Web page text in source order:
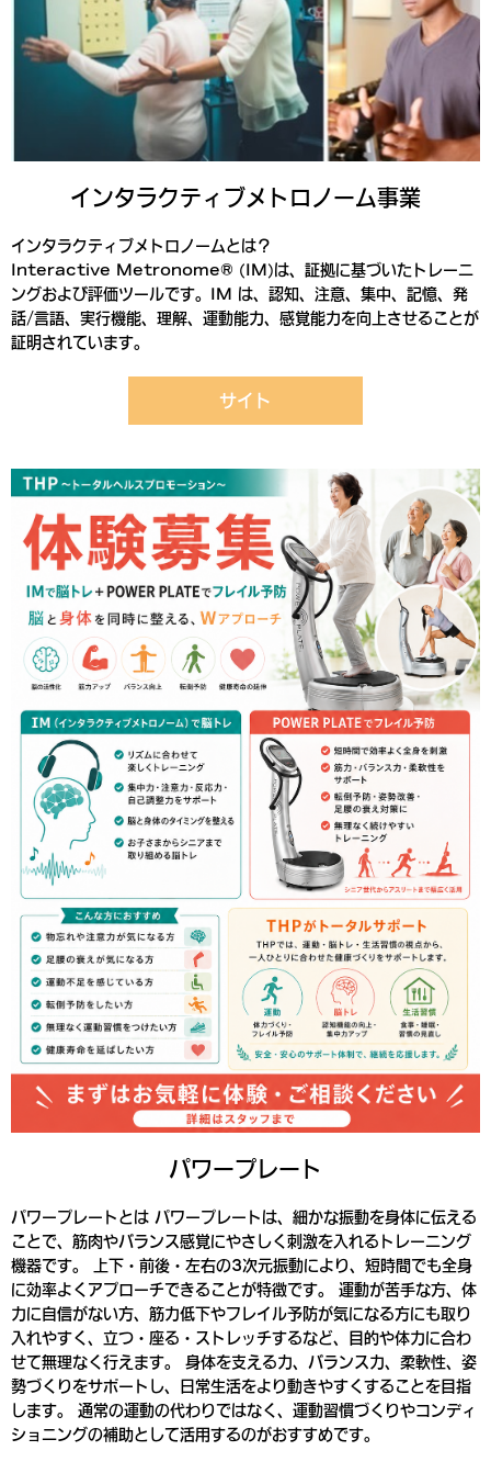
インタラクティブメトロノーム事業
インタラクティブメトロノームとは？
Interactive Metronome® (IM)は、証拠に基づいたトレーニ
ングおよび評価ツールです。IM は、認知、注意、集中、記憶、発
話/言語、実行機能、理解、運動能力、感覚能力を向上させることが
証明されています。
サイト
パワープレート
パワープレートとは パワープレートは、細かな振動を身体に伝える
ことで、筋肉やバランス感覚にやさしく刺激を入れるトレーニング
機器です。 上下・前後・左右の3次元振動により、短時間でも全身
に効率よくアプローチできることが特徴です。 運動が苦手な方、体
力に自信がない方、筋力低下やフレイル予防が気になる方にも取り
入れやすく、立つ・座る・ストレッチするなど、目的や体力に合わ
せて無理なく行えます。 身体を支える力、バランス力、柔軟性、姿
勢づくりをサポートし、日常生活をより動きやすくすることを目指
します。 通常の運動の代わりではなく、運動習慣づくりやコンディ
ショニングの補助として活用するのがおすすめです。